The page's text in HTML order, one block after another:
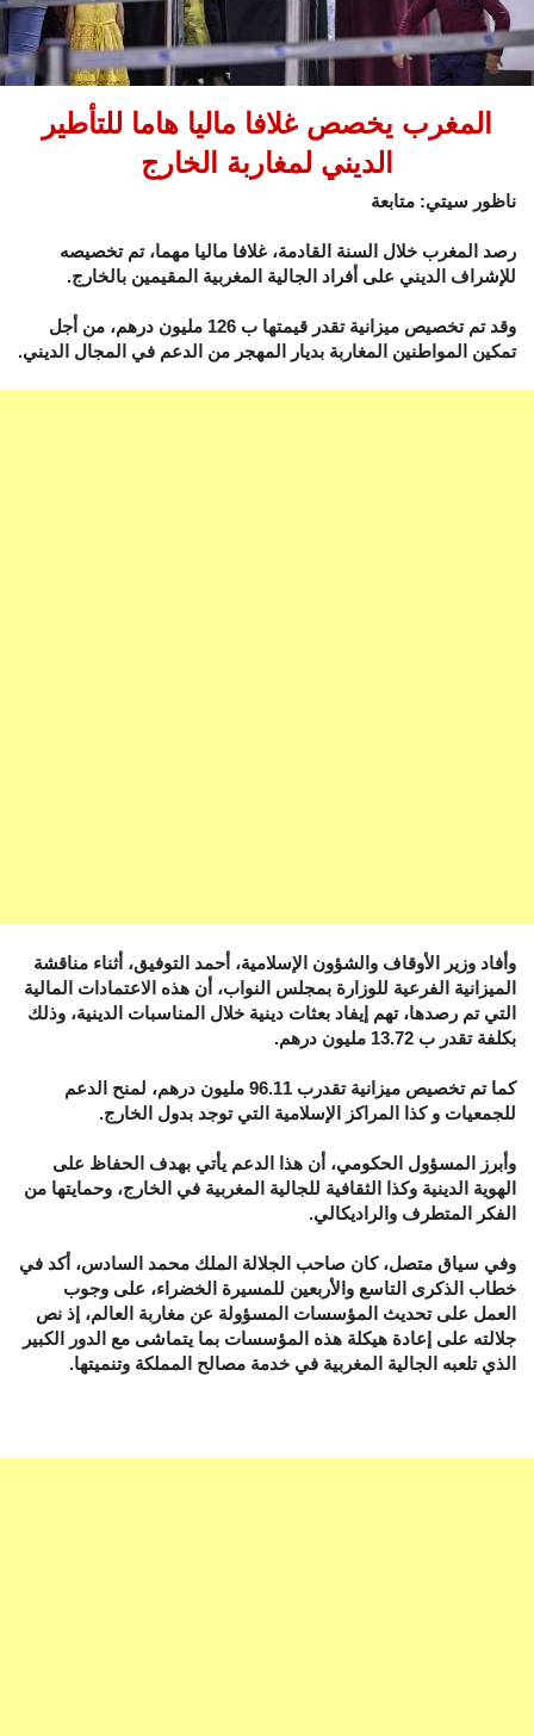
المغرب يخصص غلافا ماليا هاما للتأطير
الديني لمغاربة الخارج
ناظور سيتي: متابعة
رصد المغرب خلال السنة القادمة، غلافا ماليا مهما، تم تخصيصه
للإشراف الديني على أفراد الجالية المغربية المقيمين بالخارج.
وقد تم تخصيص ميزانية تقدر قيمتها ب 126 مليون درهم، من أجل
تمكين المواطنين المغاربة بديار المهجر من الدعم في المجال الديني.
وأفاد وزير الأوقاف والشؤون الإسلامية، أحمد التوفيق، أثناء مناقشة
الميزانية الفرعية للوزارة بمجلس النواب، أن هذه الاعتمادات المالية
التي تم رصدها، تهم إيفاد بعثات دينية خلال المناسبات الدينية، وذلك
بكلفة تقدر ب 13.72 مليون درهم.
كما تم تخصيص ميزانية تقدرب 96.11 مليون درهم، لمنح الدعم
للجمعيات و كذا المراكز الإسلامية التي توجد بدول الخارج.
وأبرز المسؤول الحكومي، أن هذا الدعم يأتي بهدف الحفاظ على
الهوية الدينية وكذا الثقافية للجالية المغربية في الخارج، وحمايتها من
الفكر المتطرف والراديكالي.
وفي سياق متصل، كان صاحب الجلالة الملك محمد السادس، أكد في
خطاب الذكرى التاسع والأربعين للمسيرة الخضراء، على وجوب
العمل على تحديث المؤسسات المسؤولة عن مغاربة العالم، إذ نص
جلالته على إعادة هيكلة هذه المؤسسات بما يتماشى مع الدور الكبير
الذي تلعبه الجالية المغربية في خدمة مصالح المملكة وتنميتها.